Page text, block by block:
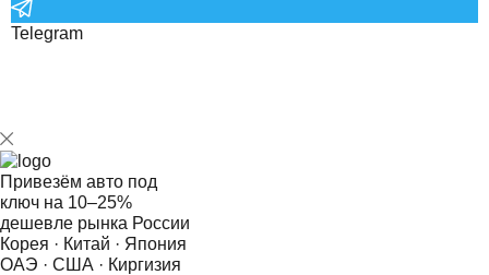
Telegram
Привезём авто под
ключ на 10–25%
дешевле рынка России
Корея · Китай · Япония
ОАЭ · США · Киргизия